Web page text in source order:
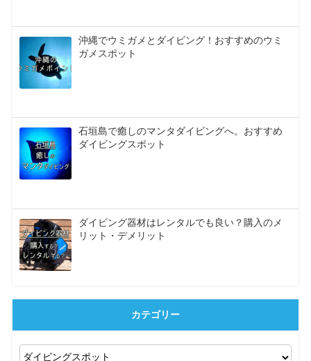
沖縄でウミガメとダイビング！おすすめのウミ
ガメスポット
石垣島で癒しのマンタダイビングへ。おすすめ
ダイビングスポット
ダイビング器材はレンタルでも良い？購入のメ
リット・デメリット
カテゴリー